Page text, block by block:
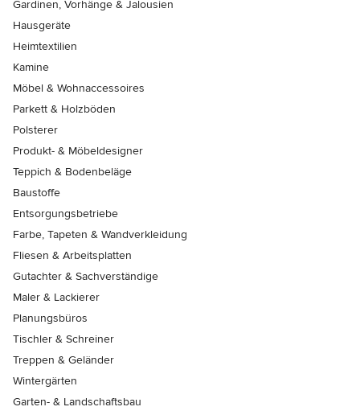
Gardinen, Vorhänge & Jalousien
Hausgeräte
Heimtextilien
Kamine
Möbel & Wohnaccessoires
Parkett & Holzböden
Polsterer
Produkt- & Möbeldesigner
Teppich & Bodenbeläge
Baustoffe
Entsorgungsbetriebe
Farbe, Tapeten & Wandverkleidung
Fliesen & Arbeitsplatten
Gutachter & Sachverständige
Maler & Lackierer
Planungsbüros
Tischler & Schreiner
Treppen & Geländer
Wintergärten
Garten- & Landschaftsbau